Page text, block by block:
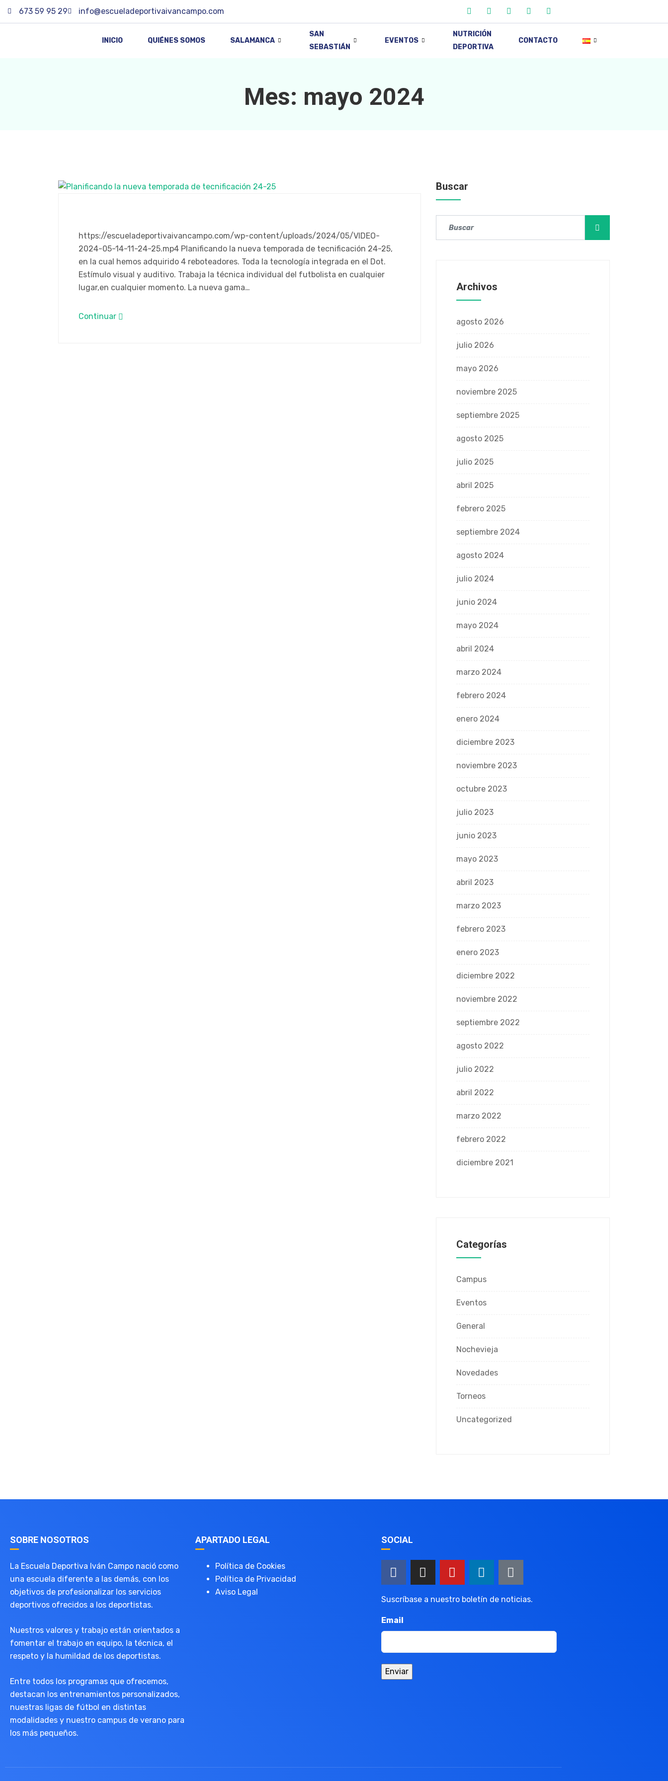
673 59 95 29 info@escueladeportivaivancampo.com
INICIO QUIÉNES SOMOS SALAMANCA
SAN
SEBASTIÁN
EVENTOS
NUTRICIÓN
DEPORTIVA
CONTACTO
Mes: mayo 2024
https://escueladeportivaivancampo.com/wp-content/uploads/2024/05/VIDEO-
2024-05-14-11-24-25.mp4 Planificando la nueva temporada de tecnificación 24-25,
en la cual hemos adquirido 4 reboteadores. Toda la tecnología integrada en el Dot.
Estímulo visual y auditivo. Trabaja la técnica individual del futbolista en cualquier
lugar,en cualquier momento. La nueva gama…
Continuar
Buscar
Archivos
agosto 2026
julio 2026
mayo 2026
noviembre 2025
septiembre 2025
agosto 2025
julio 2025
abril 2025
febrero 2025
septiembre 2024
agosto 2024
julio 2024
junio 2024
mayo 2024
abril 2024
marzo 2024
febrero 2024
enero 2024
diciembre 2023
noviembre 2023
octubre 2023
julio 2023
junio 2023
mayo 2023
abril 2023
marzo 2023
febrero 2023
enero 2023
diciembre 2022
noviembre 2022
septiembre 2022
agosto 2022
julio 2022
abril 2022
marzo 2022
febrero 2022
diciembre 2021
Categorías
Campus
Eventos
General
Nochevieja
Novedades
Torneos
Uncategorized
SOBRE NOSOTROS
La Escuela Deportiva Iván Campo nació como
una escuela diferente a las demás, con los
objetivos de profesionalizar los servicios
deportivos ofrecidos a los deportistas.
Nuestros valores y trabajo están orientados a
fomentar el trabajo en equipo, la técnica, el
respeto y la humildad de los deportistas.
Entre todos los programas que ofrecemos,
destacan los entrenamientos personalizados,
nuestras ligas de fútbol en distintas
modalidades y nuestro campus de verano para
los más pequeños.
APARTADO LEGAL
Política de Cookies
Política de Privacidad
Aviso Legal
SOCIAL
Suscríbase a nuestro boletín de noticias.
Email